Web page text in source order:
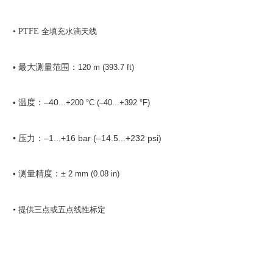
• PTFE 全填充水滴天线
• 最大测量范围： 120 m (393.7 ft)
• 温度： –40...+200 °C (–40...+392 °F)
• 压力： –1...+16 bar (–14.5...+232 psi)
• 测量精度： ± 2 mm (0.08 in)
• 提供三点或五点线性标定